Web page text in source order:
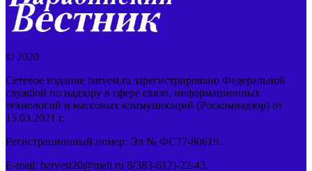
© 2020
Сетевое издание barvest.ru зарегистрировано Федеральной
службой по надзору в сфере связи, информационных
технологий и массовых коммуникаций (Роскомнадзор) от
15.03.2021 г.
Регистрационный номер: Эл № ФС77-80619.
E-mail: barvest20@mail.ru 8(383-612)-22-43.